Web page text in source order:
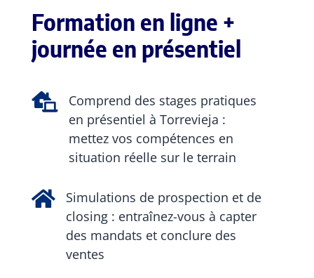
Formation en ligne +
journée en présentiel

Comprend des stages pratiques
en présentiel à Torrevieja :
mettez vos compétences en
situation réelle sur le terrain

Simulations de prospection et de
closing : entraînez-vous à capter
des mandats et conclure des
ventes